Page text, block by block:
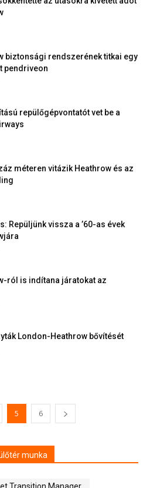
biztonsági rendszerének titkai egy
pendriveon
repülőgépvontatót vet be a
méteren vitázik Heathrow és az
Repüljünk vissza a ’60-as évek
ról is indítana járatokat az
London-Heathrow bővítését
5 6
munka